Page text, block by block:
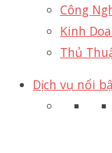
Công
Kinh
Thủ
Dịch vụ nổi